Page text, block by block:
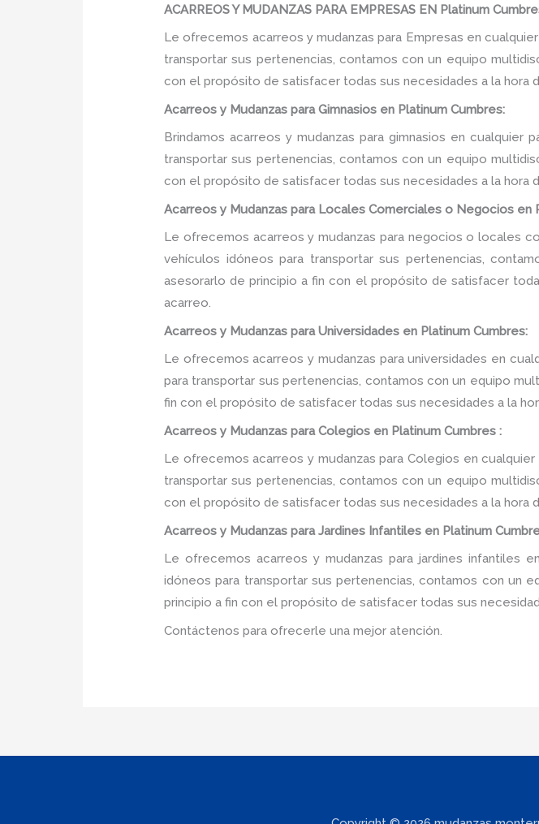
ACARREOS Y MUDANZAS PARA EMPRESAS EN Platinum
Le ofrecemos acarreos y mudanzas para Empresas en
transportar sus pertenencias, contamos con un equipo
con el propósito de satisfacer todas sus necesidades a la hora
Acarreos y Mudanzas para Gimnasios en Platinum Cumbres:
Brindamos acarreos y mudanzas para gimnasios en
transportar sus pertenencias, contamos con un equipo
con el propósito de satisfacer todas sus necesidades a la hora
Acarreos y Mudanzas para Locales Comerciales o Negocios en
Le ofrecemos acarreos y mudanzas para negocios o locales
vehículos idóneos para transportar sus pertenencias,
asesorarlo de principio a fin con el propósito de satisfacer
acarreo.
Acarreos y Mudanzas para Universidades en Platinum Cumbres:
Le ofrecemos acarreos y mudanzas para universidades en
para transportar sus pertenencias, contamos con un equipo
fin con el propósito de satisfacer todas sus necesidades a la
Acarreos y Mudanzas para Colegios en Platinum Cumbres :
Le ofrecemos acarreos y mudanzas para Colegios en
transportar sus pertenencias, contamos con un equipo
con el propósito de satisfacer todas sus necesidades a la hora
Acarreos y Mudanzas para Jardines Infantiles en Platinum
Le ofrecemos acarreos y mudanzas para jardines infantiles
idóneos para transportar sus pertenencias, contamos con un
principio a fin con el propósito de satisfacer todas sus
Contáctenos para ofrecerle una mejor atención.